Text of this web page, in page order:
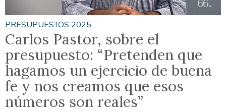
PRESUPUESTOS 2025
Carlos Pastor, sobre el
presupuesto: “Pretenden que
hagamos un ejercicio de buena
fe y nos creamos que esos
números son reales”